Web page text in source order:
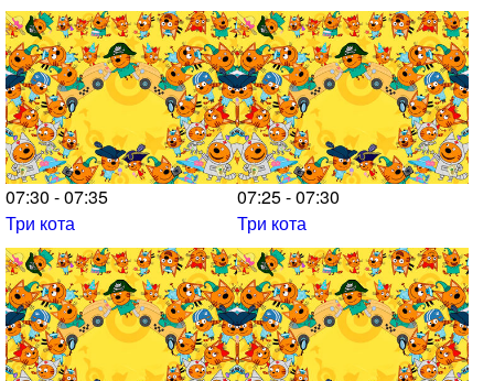
07:30 - 07:35
Три кота
07:25 - 07:30
Три кота